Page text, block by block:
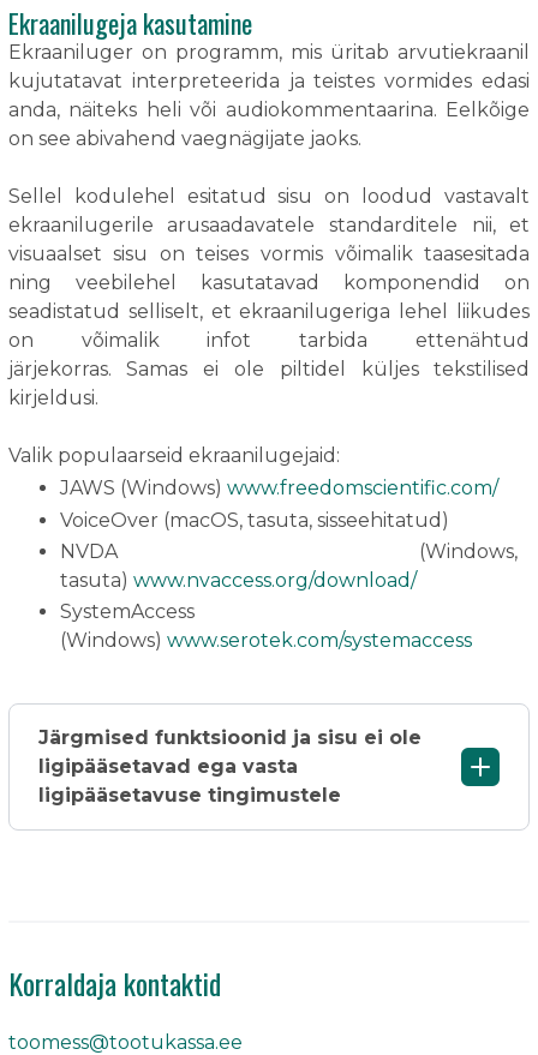
Ekraanilugeja kasutamine
Ekraaniluger on programm, mis üritab arvutiekraanil
kujutatavat interpreteerida ja teistes vormides edasi
anda, näiteks heli või audiokommentaarina. Eelkõige
on see abivahend vaegnägijate jaoks.
Sellel kodulehel esitatud sisu on loodud vastavalt
ekraanilugerile arusaadavatele standarditele nii, et
visuaalset sisu on teises vormis võimalik taasesitada
ning veebilehel kasutatavad komponendid on
seadistatud selliselt, et ekraanilugeriga lehel liikudes
on võimalik infot tarbida ettenähtud
järjekorras. Samas ei ole piltidel küljes tekstilised
kirjeldusi.
Valik populaarseid ekraanilugejaid:
JAWS (Windows)www.freedomscientific.com/
VoiceOver (macOS, tasuta, sisseehitatud)
NVDA (Windows,
tasuta)www.nvaccess.org/download/
SystemAccess
(Windows)www.serotek.com/systemaccess
Järgmised funktsioonid ja sisu ei ole
ligipääsetavad ega vasta
ligipääsetavuse tingimustele
Korraldaja kontaktid
toomess@tootukassa.ee